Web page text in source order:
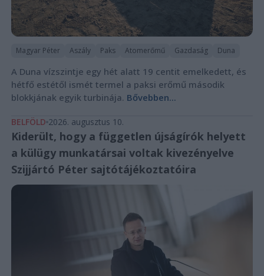
Magyar Péter Aszály Paks Atomerőmű Gazdaság Duna
A Duna vízszintje egy hét alatt 19 centit emelkedett, és
hétfő estétől ismét termel a paksi erőmű második
blokkjának egyik turbinája. Bővebben...
BELFÖLD 2026. augusztus 10.
Kiderült, hogy a független újságírók helyett
a külügy munkatársai voltak kivezényelve
Szijjártó Péter sajtótájékoztatóira